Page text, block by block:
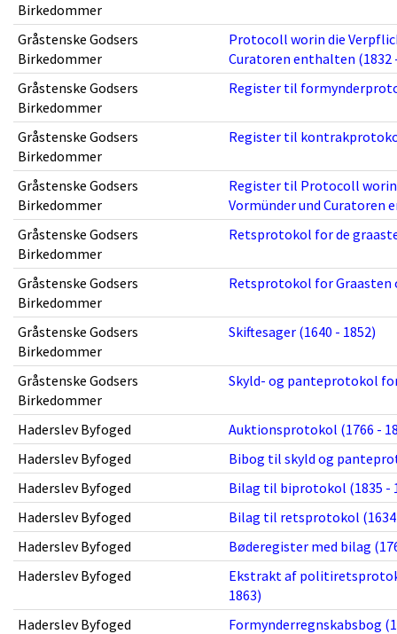
Birkedommer
Gråstenske Godsers
Birkedommer
Protocoll worin die
Curatoren enthalten (1832
Gråstenske Godsers
Birkedommer
Register til
Gråstenske Godsers
Birkedommer
Register til
Gråstenske Godsers
Birkedommer
Register til Protocoll
Vormünder und Curatoren
Gråstenske Godsers
Birkedommer
Retsprotokol for de
Gråstenske Godsers
Birkedommer
Retsprotokol for Graasten
Gråstenske Godsers
Birkedommer
Skiftesager (1640 - 1852)
Gråstenske Godsers
Birkedommer
Skyld- og panteprotokol
Haderslev Byfoged
Auktionsprotokol (1766 -
Haderslev Byfoged
Bibog til skyld og
Haderslev Byfoged
Bilag til biprotokol (1835 -
Haderslev Byfoged
Bilag til retsprotokol (1634
Haderslev Byfoged
Bøderegister med bilag
Haderslev Byfoged
Ekstrakt af
1863)
Haderslev Byfoged
Formynderregnskabsbog